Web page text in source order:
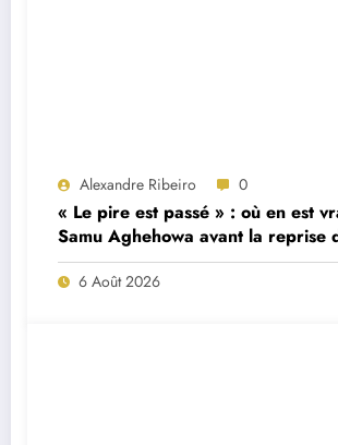
Alexandre Ribeiro 0
« Le pire est passé » : où en est
Samu Aghehowa avant la reprise
Porto ?
6 Août 2026